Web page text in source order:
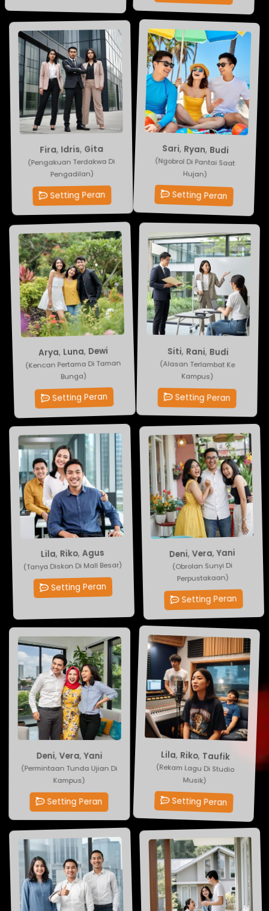
Fira,Idris,Gita
(Pengakuan Terdakwa Di
Pengadilan)
Setting Peran
Sari ,Ryan ,Budi
(Ngobrol Di Pantai Saat
Hujan)
Setting Peran
Arya,Luna,Dewi
(Kencan Pertama Di Taman
Bunga)
Setting Peran
Siti,Rani,Budi
(Alasan Terlambat Ke
Kampus)
Setting Peran
Lila,Riko,Agus
(Tanya Diskon Di Mall Besar)
Setting Peran
Deni ,Vera ,Yani
(Obrolan Sunyi Di
Perpustakaan)
Setting Peran
Deni,Vera,Yani
(Permintaan Tunda Ujian Di
Kampus)
Setting Peran
Lila ,Riko ,Taufik
(Rekam Lagu Di Studio
Musik)
Setting Peran